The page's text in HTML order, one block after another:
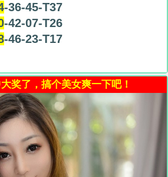
-36-45-T37
-42-07-T26
-46-23-T17
奖了，搞个美女爽一下吧！